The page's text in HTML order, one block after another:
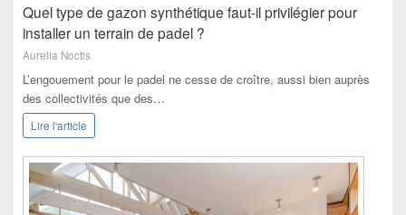
Quel type de gazon synthétique faut-il privilégier pour
installer un terrain de padel ?
Aurelia Noctis
L’engouement pour le padel ne cesse de croître, aussi bien auprès
des collectivités que des…
Lire l'article